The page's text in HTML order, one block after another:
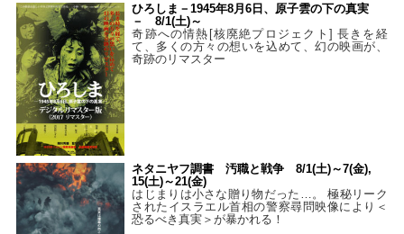
ひろしま－1945年8月6日、原子雲の下の真実
－ 8/1(土)～
奇跡への情熱[核廃絶プロジェクト] 長きを経
て、多くの方々の想いを込めて、幻の映画が、
奇跡のリマスター
ネタニヤフ調書 汚職と戦争 8/1(土)～7(金),
15(土)～21(金)
はじまりは小さな贈り物だった…。 極秘リーク
されたイスラエル首相の警察尋問映像により＜
恐るべき真実＞が暴かれる！